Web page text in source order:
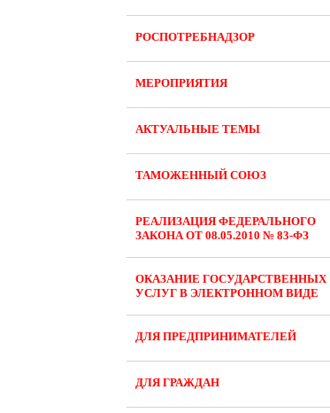
РОСПОТРЕБНАДЗОР
МЕРОПРИЯТИЯ
АКТУАЛЬНЫЕ ТЕМЫ
ТАМОЖЕННЫЙ СОЮЗ
РЕАЛИЗАЦИЯ ФЕДЕРАЛЬНОГО
ЗАКОНА ОТ 08.05.2010 № 83-ФЗ
ОКАЗАНИЕ ГОСУДАРСТВЕННЫХ
УСЛУГ В ЭЛЕКТРОННОМ ВИДЕ
ДЛЯ ПРЕДПРИНИМАТЕЛЕЙ
ДЛЯ ГРАЖДАН